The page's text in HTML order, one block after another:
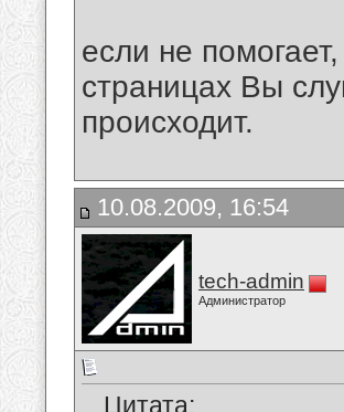
если не
страницах Вы
происходит.
10.08.2009, 16:54
tech-admin
Администратор
Цитата: